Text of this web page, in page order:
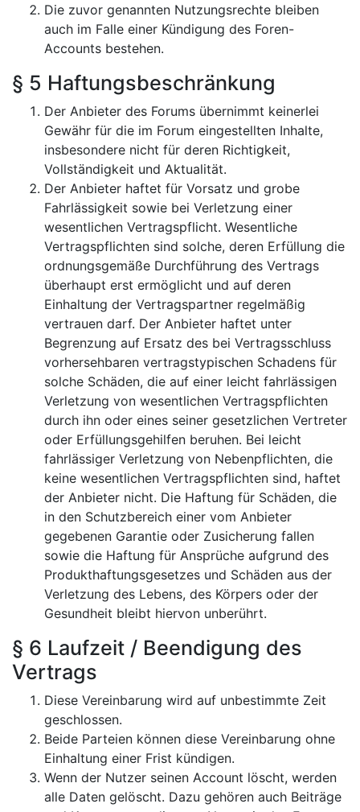
Die zuvor genannten Nutzungsrechte bleiben
auch im Falle einer Kündigung des Foren-
Accounts bestehen.
§ 5 Haftungsbeschränkung
Der Anbieter des Forums übernimmt keinerlei
Gewähr für die im Forum eingestellten Inhalte,
insbesondere nicht für deren Richtigkeit,
Vollständigkeit und Aktualität.
Der Anbieter haftet für Vorsatz und grobe
Fahrlässigkeit sowie bei Verletzung einer
wesentlichen Vertragspflicht. Wesentliche
Vertragspflichten sind solche, deren Erfüllung die
ordnungsgemäße Durchführung des Vertrags
überhaupt erst ermöglicht und auf deren
Einhaltung der Vertragspartner regelmäßig
vertrauen darf. Der Anbieter haftet unter
Begrenzung auf Ersatz des bei Vertragsschluss
vorhersehbaren vertragstypischen Schadens für
solche Schäden, die auf einer leicht fahrlässigen
Verletzung von wesentlichen Vertragspflichten
durch ihn oder eines seiner gesetzlichen Vertreter
oder Erfüllungsgehilfen beruhen. Bei leicht
fahrlässiger Verletzung von Nebenpflichten, die
keine wesentlichen Vertragspflichten sind, haftet
der Anbieter nicht. Die Haftung für Schäden, die
in den Schutzbereich einer vom Anbieter
gegebenen Garantie oder Zusicherung fallen
sowie die Haftung für Ansprüche aufgrund des
Produkthaftungsgesetzes und Schäden aus der
Verletzung des Lebens, des Körpers oder der
Gesundheit bleibt hiervon unberührt.
§ 6 Laufzeit / Beendigung des
Vertrags
Diese Vereinbarung wird auf unbestimmte Zeit
geschlossen.
Beide Parteien können diese Vereinbarung ohne
Einhaltung einer Frist kündigen.
Wenn der Nutzer seinen Account löscht, werden
alle Daten gelöscht. Dazu gehören auch Beiträge